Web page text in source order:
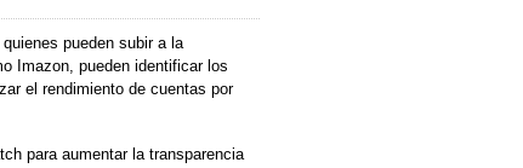
pueden subir a la
Imazon, pueden identificar los
el rendimiento de cuentas por
para aumentar la transparencia